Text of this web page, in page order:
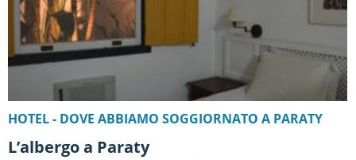
HOTEL - DOVE ABBIAMO SOGGIORNATO A PARATY
L’albergo a Paraty